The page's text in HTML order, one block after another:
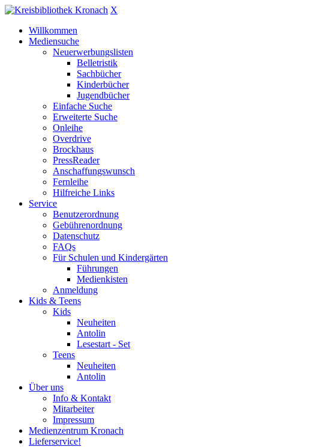
X
Willkommen
Mediensuche
Neuerwerbungslisten
Belletristik
Sachbücher
Kinderbücher
Jugendbücher
Einfache Suche
Erweiterte Suche
Onleihe
Overdrive
Brockhaus
PressReader
Anschaffungswunsch
Fernleihe
Hilfreiche Links
Service
Benutzerordnung
Gebührenordnung
Datenschutz
FAQs
Für Schulen und Kindergärten
Führungen
Medienkisten
Anmeldung
Kids & Teens
Kids
Neuheiten
Antolin
Lesestart - Set
Teens
Neuheiten
Antolin
Über uns
Info & Kontakt
Mitarbeiter
Impressum
Medienzentrum Kronach
Lieferservice!